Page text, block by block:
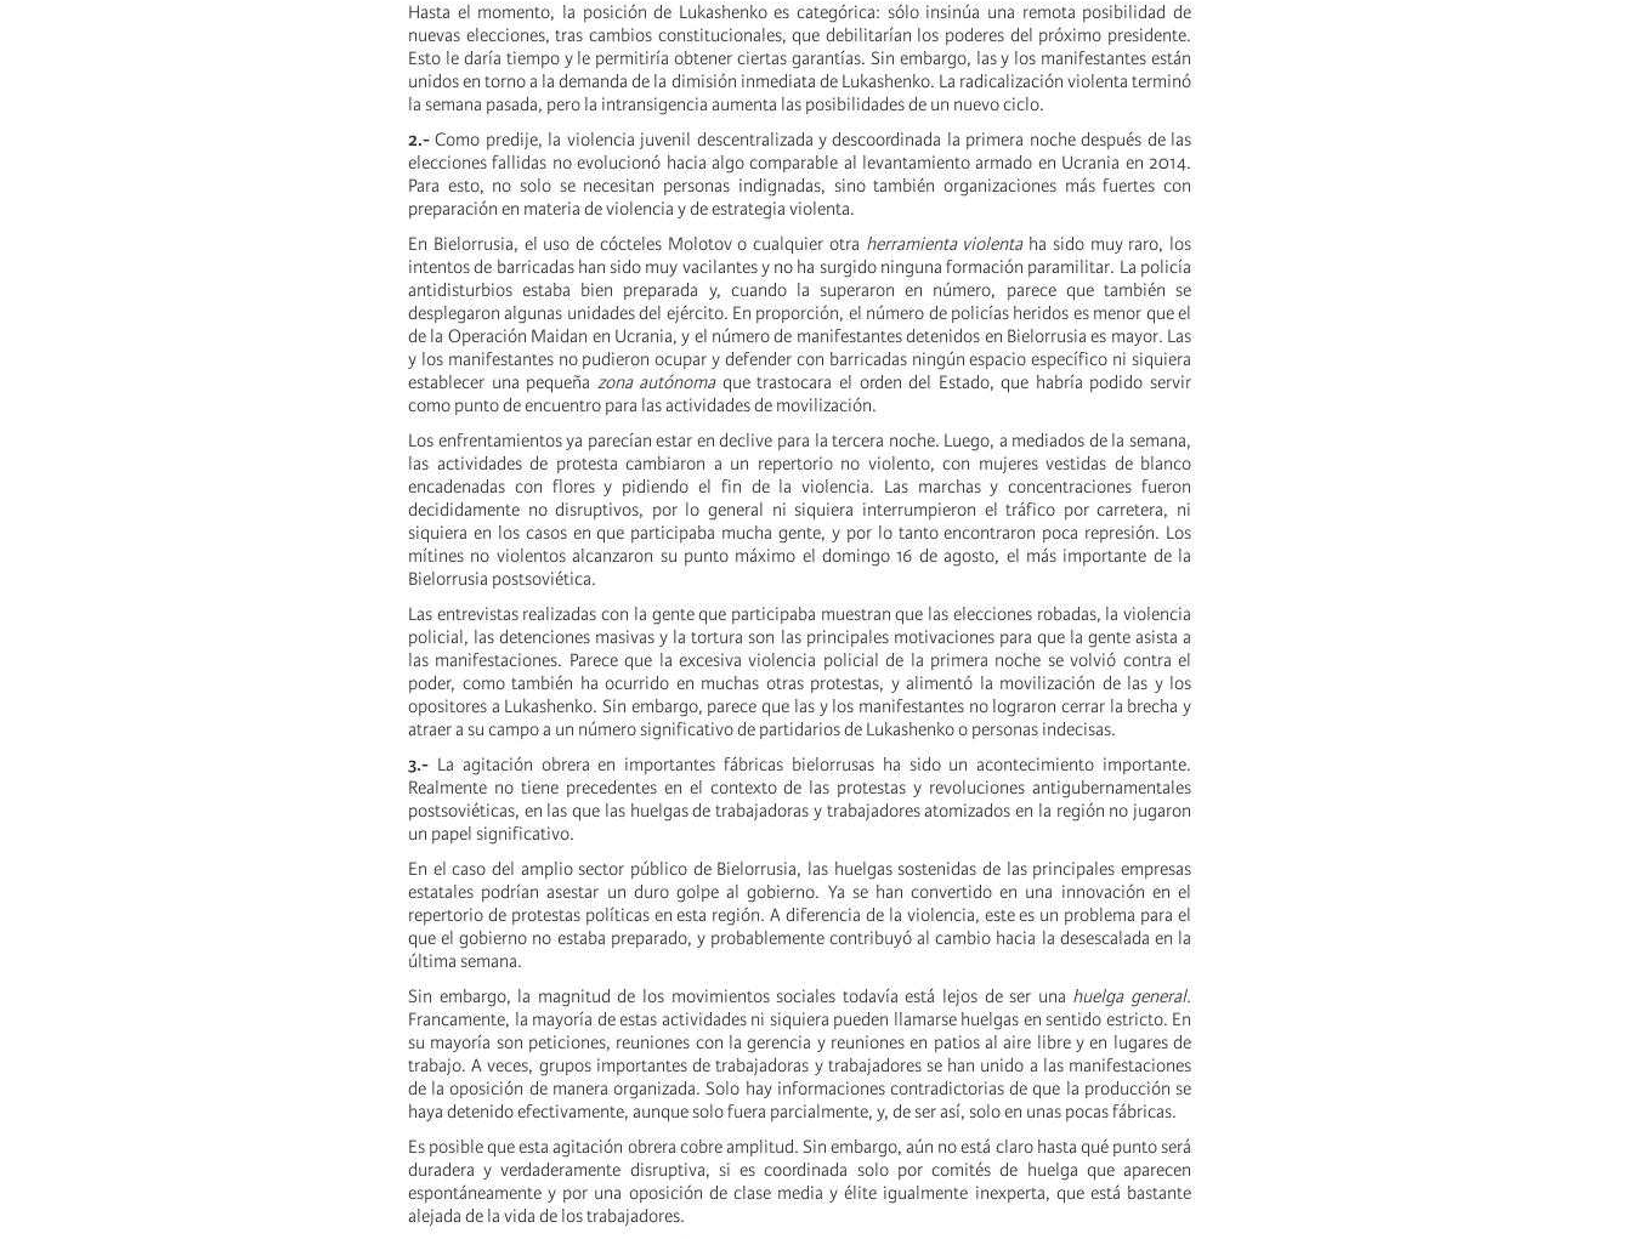
Hasta el momento, la posición de Lukashenko es categórica: sólo insinúa una remota posibilidad de
nuevas elecciones, tras cambios constitucionales, que debilitarían los poderes del próximo presidente.
Esto le daría tiempo y le permitiría obtener ciertas garantías. Sin embargo, las y los manifestantes están
unidos en torno a la demanda de la dimisión inmediata de Lukashenko. La radicalización violenta terminó
la semana pasada, pero la intransigencia aumenta las posibilidades de un nuevo ciclo.
2.- Como predije, la violencia juvenil descentralizada y descoordinada la primera noche después de las
elecciones fallidas no evolucionó hacia algo comparable al levantamiento armado en Ucrania en 2014.
Para esto, no solo se necesitan personas indignadas, sino también organizaciones más fuertes con
preparación en materia de violencia y de estrategia violenta.
En Bielorrusia, el uso de cócteles Molotov o cualquier otra herramienta violentaha sido muy raro, los
intentos de barricadas han sido muy vacilantes y no ha surgido ninguna formación paramilitar. La policía
antidisturbios estaba bien preparada y, cuando la superaron en número, parece que también se
desplegaron algunas unidades del ejército. En proporción, el número de policías heridos es menor que el
de la Operación Maidan en Ucrania, y el número de manifestantes detenidos en Bielorrusia es mayor. Las
y los manifestantes no pudieron ocupar y defender con barricadas ningún espacio específico ni siquiera
establecer una pequeña zona autónomaque trastocara el orden del Estado, que habría podido servir
como punto de encuentro para las actividades de movilización.
Los enfrentamientos ya parecían estar en declive para la tercera noche. Luego, a mediados de la semana,
las actividades de protesta cambiaron a un repertorio no violento, con mujeres vestidas de blanco
encadenadas con flores y pidiendo el fin de la violencia. Las marchas y concentraciones fueron
decididamente no disruptivos, por lo general ni siquiera interrumpieron el tráfico por carretera, ni
siquiera en los casos en que participaba mucha gente, y por lo tanto encontraron poca represión. Los
mítines no violentos alcanzaron su punto máximo el domingo 16 de agosto, el más importante de la
Bielorrusia postsoviética.
Las entrevistas realizadas con la gente que participaba muestran que las elecciones robadas, la violencia
policial, las detenciones masivas y la tortura son las principales motivaciones para que la gente asista a
las manifestaciones. Parece que la excesiva violencia policial de la primera noche se volvió contra el
poder, como también ha ocurrido en muchas otras protestas, y alimentó la movilización de las y los
opositores a Lukashenko. Sin embargo, parece que las y los manifestantes no lograron cerrar la brecha y
atraer a su campo a un número significativo de partidarios de Lukashenko o personas indecisas.
3.- La agitación obrera en importantes fábricas bielorrusas ha sido un acontecimiento importante.
Realmente no tiene precedentes en el contexto de las protestas y revoluciones antigubernamentales
postsoviéticas, en las que las huelgas de trabajadoras y trabajadores atomizados en la región no jugaron
un papel significativo.
En el caso del amplio sector público de Bielorrusia, las huelgas sostenidas de las principales empresas
estatales podrían asestar un duro golpe al gobierno. Ya se han convertido en una innovación en el
repertorio de protestas políticas en esta región. A diferencia de la violencia, este es un problema para el
que el gobierno no estaba preparado, y probablemente contribuyó al cambio hacia la desescalada en la
última semana.
Sin embargo, la magnitud de los movimientos sociales todavía está lejos de ser una huelga general.
Francamente, la mayoría de estas actividades ni siquiera pueden llamarse huelgas en sentido estricto. En
su mayoría son peticiones, reuniones con la gerencia y reuniones en patios al aire libre y en lugares de
trabajo. A veces, grupos importantes de trabajadoras y trabajadores se han unido a las manifestaciones
de la oposición de manera organizada. Solo hay informaciones contradictorias de que la producción se
haya detenido efectivamente, aunque solo fuera parcialmente, y, de ser así, solo en unas pocas fábricas.
Es posible que esta agitación obrera cobre amplitud. Sin embargo, aún no está claro hasta qué punto será
duradera y verdaderamente disruptiva, si es coordinada solo por comités de huelga que aparecen
espontáneamente y por una oposición de clase media y élite igualmente inexperta, que está bastante
alejada de la vida de los trabajadores.